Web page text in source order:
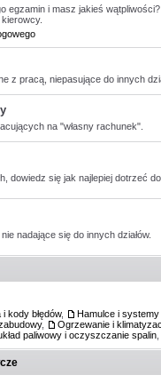
egzamin i masz jakieś
z pracą, niepasujące do innych
na "własny rachunek".
dowiedz się jak najlepiej dotrzeć
nadające się do innych działów.
kody błędów, Hamulce i
, Ogrzewanie i
paliwowy i oczyszczanie spalin,